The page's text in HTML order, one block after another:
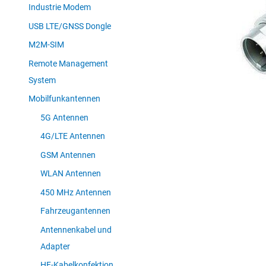
Industrie Modem
USB LTE/GNSS Dongle
M2M-SIM
Remote Management
System
Mobilfunkantennen
5G Antennen
4G/LTE Antennen
GSM Antennen
WLAN Antennen
450 MHz Antennen
Fahrzeugantennen
Antennenkabel und
Adapter